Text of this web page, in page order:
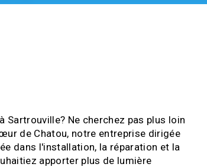
Sartrouville? Ne cherchez pas plus loin
de Chatou, notre entreprise dirigée
dans l'installation, la réparation et la
apporter plus de lumière